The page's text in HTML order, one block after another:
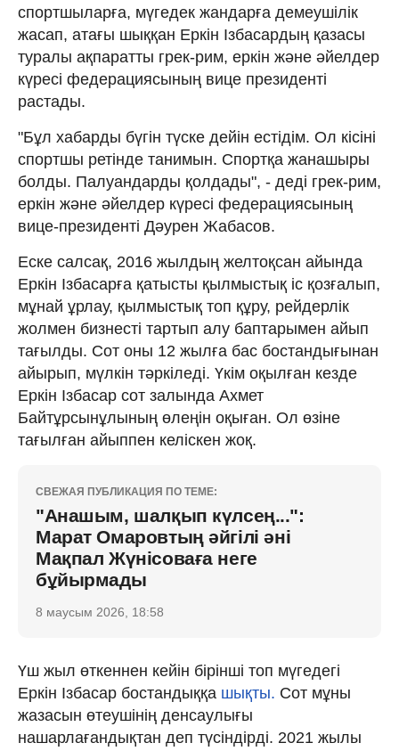
спортшыларға, мүгедек жандарға демеушілік
жасап, атағы шыққан Еркін Ізбасардың қазасы
туралы ақпаратты грек-рим, еркін және әйелдер
күресі федерациясының вице президенті
растады.
"Бұл хабарды бүгін түске дейін естідім. Ол кісіні
спортшы ретінде танимын. Спортқа жанашыры
болды. Палуандарды қолдады", - деді грек-рим,
еркін және әйелдер күресі федерациясының
вице-президенті Дәурен Жабасов.
Еске салсақ, 2016 жылдың желтоқсан айында
Еркін Ізбасарға қатысты қылмыстық іс қозғалып,
мұнай ұрлау, қылмыстық топ құру, рейдерлік
жолмен бизнесті тартып алу баптарымен айып
тағылды. Сот оны 12 жылға бас бостандығынан
айырып, мүлкін тәркіледі. Үкім оқылған кезде
Еркін Ізбасар сот залында Ахмет
Байтұрсынұлының өлеңін оқыған. Ол өзіне
тағылған айыппен келіскен жоқ.
СВЕЖАЯ ПУБЛИКАЦИЯ ПО ТЕМЕ:
"Анашым, шалқып күлсең...":
Марат Омаровтың әйгілі әні
Мақпал Жүнісоваға неге
бұйырмады
8 маусым 2026, 18:58
Үш жыл өткеннен кейін бірінші топ мүгедегі
Еркін Ізбасар бостандыққа шықты. Сот мұны
жазасын өтеушінің денсаулығы
нашарлағандықтан деп түсіндірді. 2021 жылы